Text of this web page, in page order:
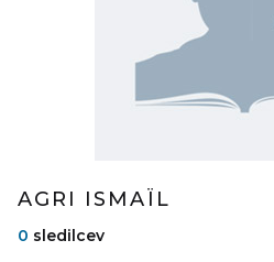
AGRI ISMAÏL
0 sledilcev